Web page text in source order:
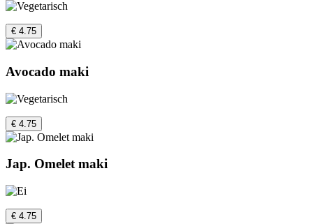
€ 4.75
Avocado maki
€ 4.75
Jap. Omelet maki
€ 4.75